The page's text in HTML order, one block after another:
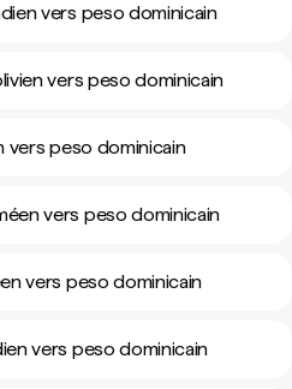
vers peso dominicain
vers peso dominicain
vers peso dominicain
vers peso dominicain
vers peso dominicain
vers peso dominicain